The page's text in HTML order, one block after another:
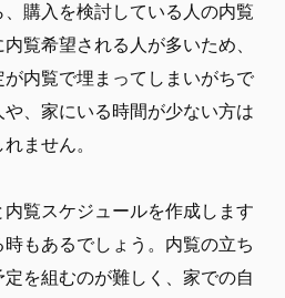
購入を検討している人の内覧
覧希望される人が多いため、
内覧で埋まってしまいがちで
、家にいる時間が少ない方は
ません。
覧スケジュールを作成します
もあるでしょう。内覧の立ち
を組むのが難しく、家での自